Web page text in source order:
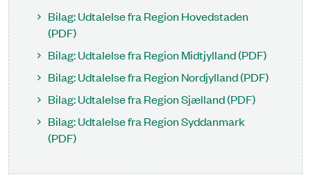
Bilag: Udtalelse fra Region Hovedstaden
(PDF)
Bilag: Udtalelse fra Region Midtjylland (PDF)
Bilag: Udtalelse fra Region Nordjylland (PDF)
Bilag: Udtalelse fra Region Sjælland (PDF)
Bilag: Udtalelse fra Region Syddanmark
(PDF)